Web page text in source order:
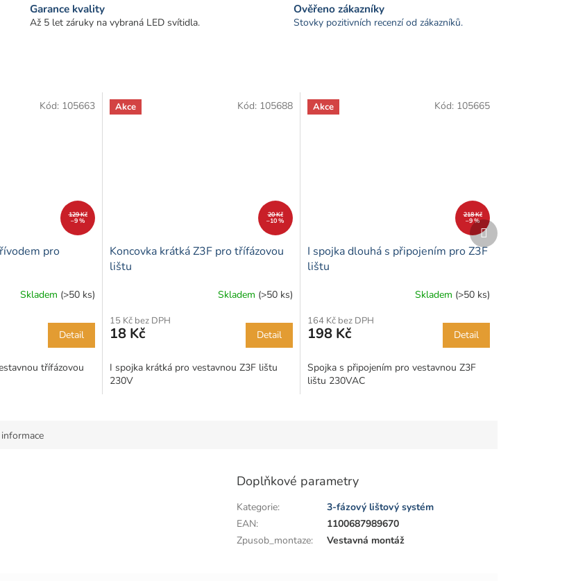
Garance kvality
Až 5 let záruky na vybraná LED svítidla.
Ověřeno zákazníky
Stovky pozitivních recenzí od zákazníků.
129 Kč
–9 %
pro
Skladem (>50 ks)
Detail
třífázovou
Kód: 105663 Akce
20 Kč
–10 %
Koncovka krátká Z3F pro třífázovou
lištu
Skladem (>50 ks)
15 Kč bez DPH
18 Kč Detail
I spojka krátká pro vestavnou Z3F lištu
230V
Kód: 105688 Akce
218 Kč
–9 %
I spojka dlouhá s připojením pro Z3F
lištu
Skladem (>50 ks)
164 Kč bez DPH
198 Kč Detail
Spojka s připojením pro vestavnou Z3F
lištu 230VAC
Kód: 105665
Další
produkt
Doplňkové parametry
Kategorie:
3-fázový lištový systém
EAN:
1100687989670
Zpusob_montaze: Vestavná montáž